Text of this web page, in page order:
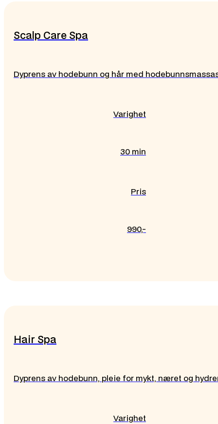
Scalp Care Spa
Dyprens av hodebunn og hår med
Varighet
30 min
Pris
990,-
Hair Spa
Dyprens av hodebunn, pleie for mykt, næret og
Varighet